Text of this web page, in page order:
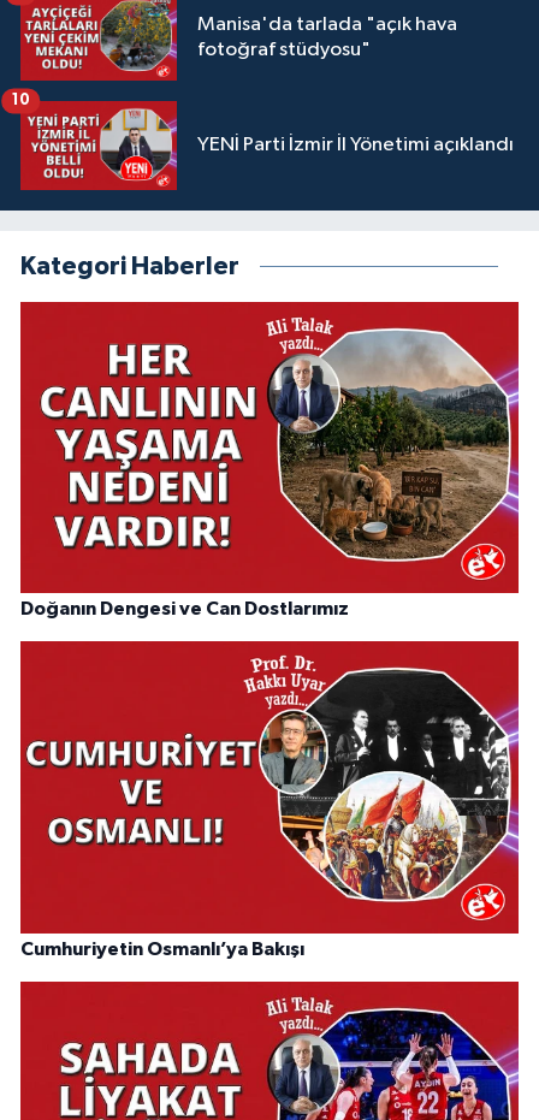
Manisa'da tarlada "açık hava
fotoğraf stüdyosu"
YENİ Parti İzmir İl Yönetimi açıklandı
10
Kategori Haberler
Doğanın Dengesi ve Can Dostlarımız
Cumhuriyetin Osmanlı’ya Bakışı